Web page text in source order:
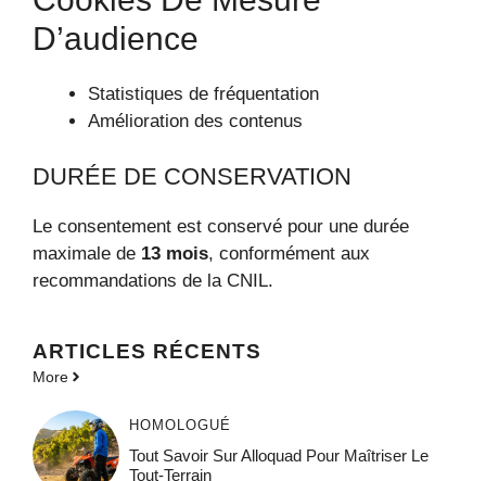
D’audience
Statistiques de fréquentation
Amélioration des contenus
DURÉE DE CONSERVATION
Le consentement est conservé pour une durée
maximale de 13 mois, conformément aux
recommandations de la CNIL.
ARTICLES RÉCENTS
More
HOMOLOGUÉ
Tout Savoir Sur Alloquad Pour Maîtriser Le
Tout-Terrain